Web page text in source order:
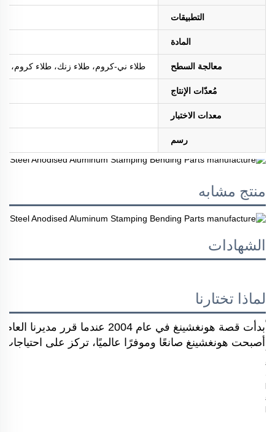
التطبيقات
المادة
معالجة السطح طلاء ني-كروم، طلاء زنك، طلاء كروم، طلاء
مُعدّات الإنتاج
معدات الاختبار
رسم
منتج مشابه
الشهادات
لماذا تختارنا
بدأت قصة هونغشينغ في عام
أصبحت هونغشينغ صانعًا وموفرًا عالميًا، تركز على احتياجات